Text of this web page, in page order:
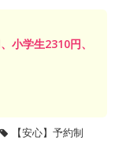
小学生2310円、
【安心】予約制